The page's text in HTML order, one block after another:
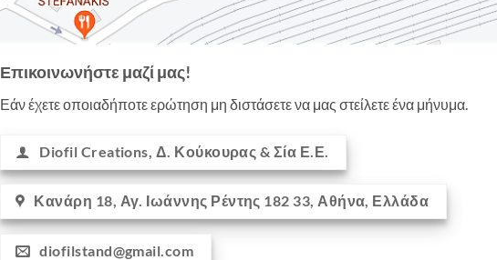
Επικοινωνήστε μαζί μας!
Εάν έχετε οποιαδήποτε ερώτηση μη διστάσετε να μας στείλετε ένα μήνυμα.
Diofil Creations, Δ. Κούκουρας & Σία Ε.Ε.
Κανάρη 18, Αγ. Ιωάννης Ρέντης 182 33, Αθήνα, Ελλάδα
diofilstand@gmail.com